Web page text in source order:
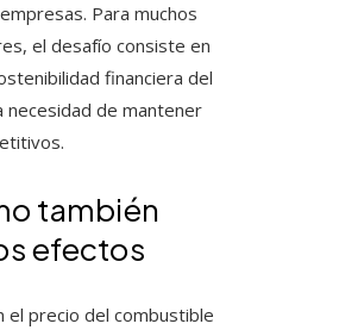
Para muchos
el desafío consiste en
financiera del
necesidad de mantener
también
efectos
el precio del combustible